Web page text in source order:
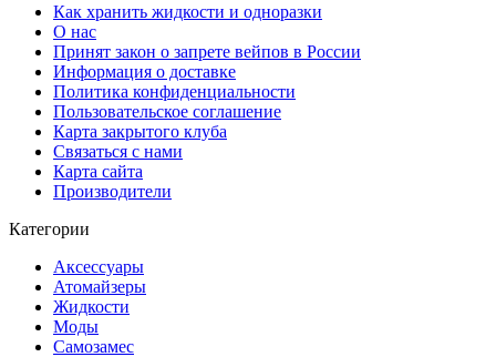
Как хранить жидкости и одноразки
О нас
Принят закон о запрете вейпов в России
Информация о доставке
Политика конфиденциальности
Пользовательское соглашение
Карта закрытого клуба
Связаться с нами
Карта сайта
Производители
Категории
Аксессуары
Атомайзеры
Жидкости
Моды
Самозамес